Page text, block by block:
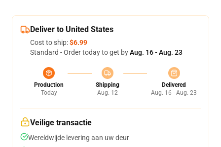
Deliver to United States
Cost to ship:$6.99
Standard - Order today to get byAug. 16 - Aug. 23
Production
Today
Shipping
Aug. 12
Delivered
Aug. 16 - Aug. 23
Veilige transactie
Wereldwijde levering aan uw deur